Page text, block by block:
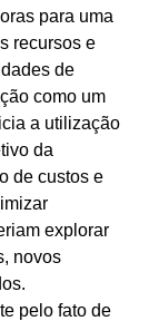
para uma
recursos e
de
como um
a utilização
da
de custos e
explorar
novos
pelo fato de